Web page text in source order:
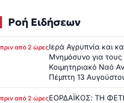
Ροή Ειδήσεων
πριν από 2 ώρεςΙερά Αγρυπνία και
Μνημόσυνο για τους
Κοιμητηριακό Ναό
Πέμπτη 13
πριν από 2 ώρεςΕΟΡΔΑΪΚΟΣ: ΤΗ